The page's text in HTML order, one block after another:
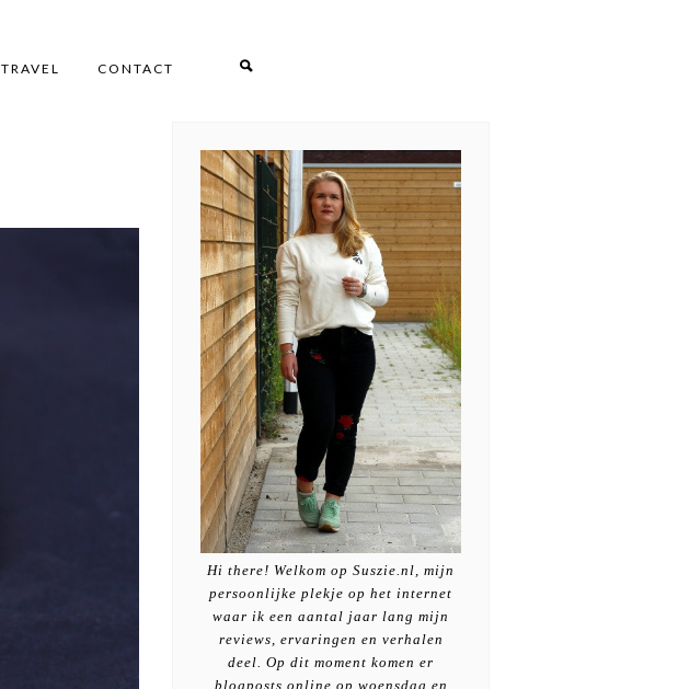
TRAVEL CONTACT
Hi there! Welkom op Suszie.nl, mijn
persoonlijke plekje op het internet
waar ik een aantal jaar lang mijn
reviews, ervaringen en verhalen
deel. Op dit moment komen er
blogposts online op woensdag en